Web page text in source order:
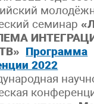
семинар
Программа
2022